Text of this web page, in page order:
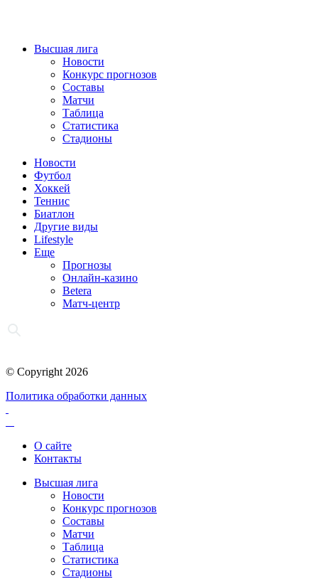
Высшая лига
Новости
Конкурс прогнозов
Составы
Матчи
Таблица
Статистика
Стадионы
Новости
Футбол
Хоккей
Теннис
Биатлон
Другие виды
Lifestyle
Еще
Прогнозы
Онлайн-казино
Betera
Матч-центр
© Copyright 2026
Политика обработки данных
О сайте
Контакты
Высшая лига
Новости
Конкурс прогнозов
Составы
Матчи
Таблица
Статистика
Стадионы